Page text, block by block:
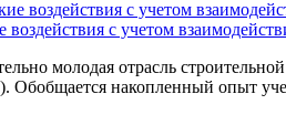
воздействия c учетом
молодая отрасль
Обобщается накопленный опыт